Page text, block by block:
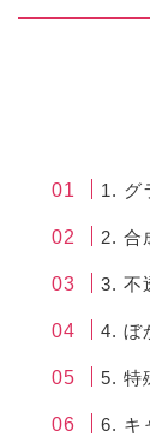
1. グ
2. 合
3. 不
4. ぼ
5. 特
6. キ